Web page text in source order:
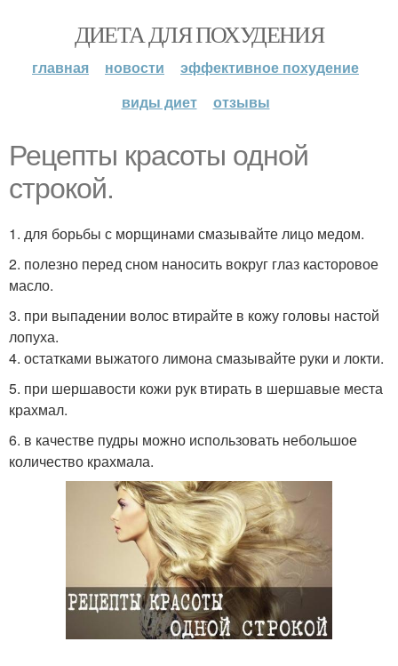
ДИЕТА ДЛЯ ПОХУДЕНИЯ
главная новости
эффективное похудение
виды диет
отзывы
Рецепты красоты одной
строкой.
1. для борьбы с морщинами смазывайте лицо медом.
2. полезно перед сном наносить вокруг глаз касторовое
масло.
3. при выпадении волос втирайте в кожу головы настой
лопуха.
4. остатками выжатого лимона смазывайте руки и локти.
5. при шершавости кожи рук втирать в шершавые места
крахмал.
6. в качестве пудры можно использовать небольшое
количество крахмала.